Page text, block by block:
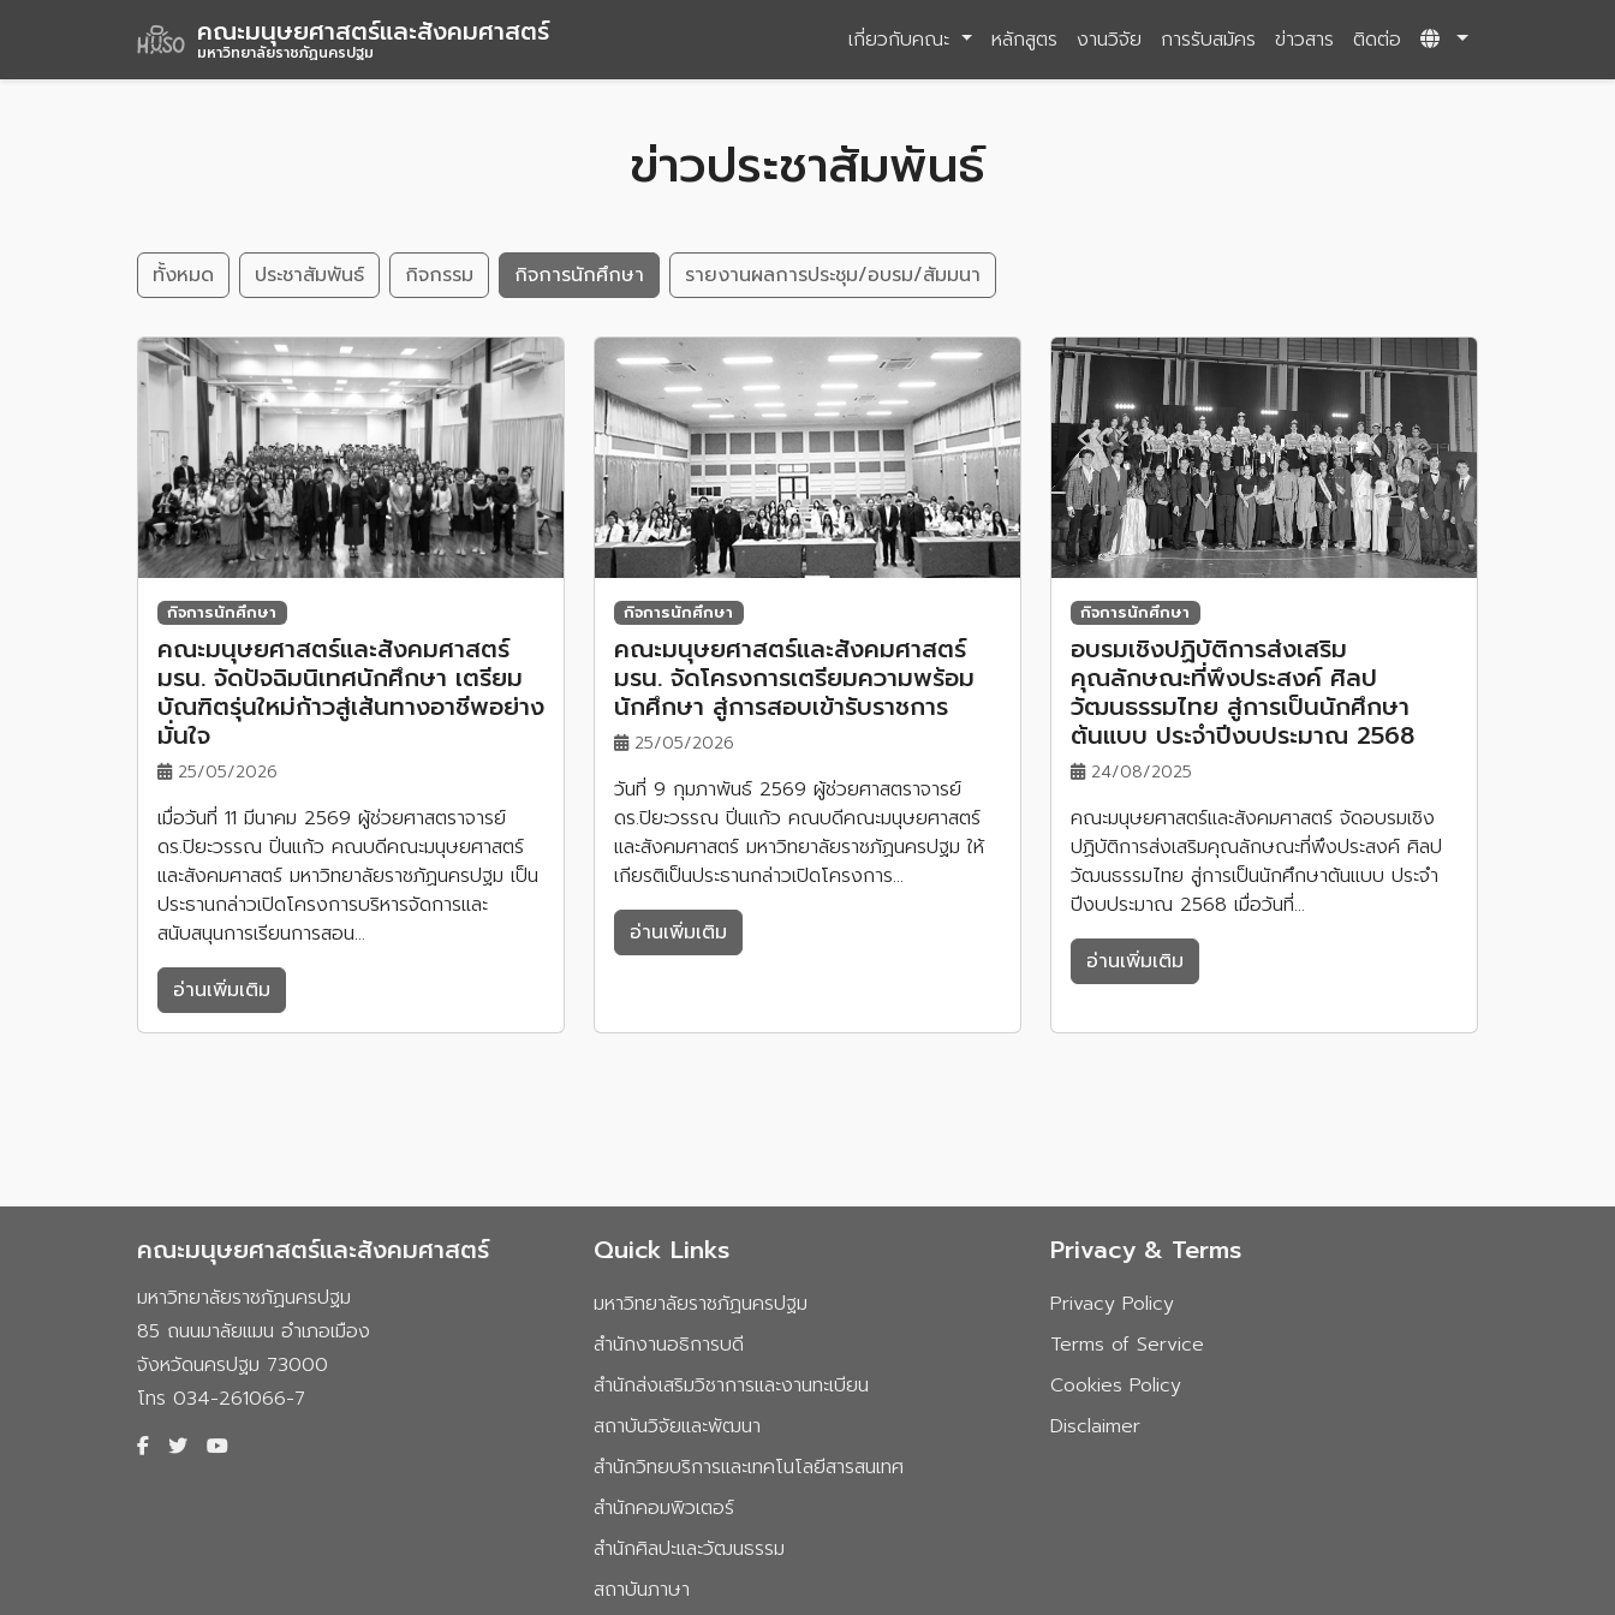
คณะมนุษยศาสตร์และสังคมศาสตร์
มหาวิทยาลัยราชภัฏนครปฐม เกี่ยวกับคณะ หลักสูตร งานวิจัย การรับสมัคร ข่าวสาร ติดต่อ
ข่าวประชาสัมพันธ์
ทั้งหมด ประชาสัมพันธ์ กิจกรรม กิจการนักศึกษา รายงานผลการประชุม/อบรม/สัมมนา
กิจการนักศึกษา
คณะมนุษยศาสตร์และสังคมศาสตร์
มรน. จัดปัจฉิมนิเทศนักศึกษา เตรียม
บัณฑิตรุ่นใหม่ก้าวสู่เส้นทางอาชีพอย่าง
มั่นใจ
25/05/2026
เมื่อวันที่ 11 มีนาคม 2569 ผู้ช่วยศาสตราจารย์
ดร.ปิยะวรรณ ปิ่นแก้ว คณบดีคณะมนุษยศาสตร์
และสังคมศาสตร์ มหาวิทยาลัยราชภัฏนครปฐม เป็น
ประธานกล่าวเปิดโครงการบริหารจัดการและ
สนับสนุนการเรียนการสอน…
อ่านเพิ่มเติม
กิจการนักศึกษา
คณะมนุษยศาสตร์และสังคมศาสตร์
มรน. จัดโครงการเตรียมความพร้อม
นักศึกษา สู่การสอบเข้ารับราชการ
25/05/2026
วันที่ 9 กุมภาพันธ์ 2569 ผู้ช่วยศาสตราจารย์
ดร.ปิยะวรรณ ปิ่นแก้ว คณบดีคณะมนุษยศาสตร์
และสังคมศาสตร์ มหาวิทยาลัยราชภัฏนครปฐม ให้
เกียรติเป็นประธานกล่าวเปิดโครงการ…
อ่านเพิ่มเติม
กิจการนักศึกษา
อบรมเชิงปฏิบัติการส่งเสริม
คุณลักษณะที่พึงประสงค์ ศิลป
วัฒนธรรมไทย สู่การเป็นนักศึกษา
ต้นแบบ ประจำปีงบประมาณ 2568
24/08/2025
คณะมนุษยศาสตร์และสังคมศาสตร์ จัดอบรมเชิง
ปฏิบัติการส่งเสริมคุณลักษณะที่พึงประสงค์ ศิลป
วัฒนธรรมไทย สู่การเป็นนักศึกษาต้นแบบ ประจำ
ปีงบประมาณ 2568 เมื่อวันที่…
อ่านเพิ่มเติม
คณะมนุษยศาสตร์และสังคมศาสตร์
มหาวิทยาลัยราชภัฏนครปฐม
85 ถนนมาลัยแมน อำเภอเมือง
จังหวัดนครปฐม 73000
โทร 034-261066-7
Quick Links
มหาวิทยาลัยราชภัฏนครปฐม
สำนักงานอธิการบดี
สำนักส่งเสริมวิชาการและงานทะเบียน
สถาบันวิจัยและพัฒนา
สำนักวิทยบริการและเทคโนโลยีสารสนเทศ
สำนักคอมพิวเตอร์
สำนักศิลปะและวัฒนธรรม
สถาบันภาษา
Privacy & Terms
Privacy Policy
Terms of Service
Cookies Policy
Disclaimer